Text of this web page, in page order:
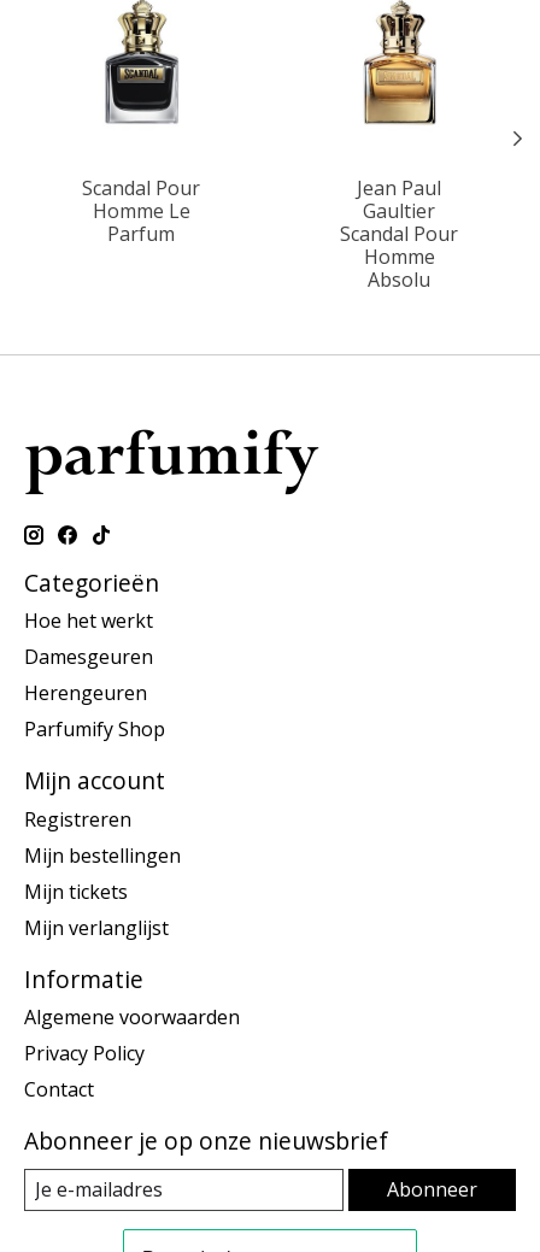
Scandal Pour
Homme Le
Parfum
Jean Paul
Gaultier
Scandal Pour
Homme
Absolu
Categorieën
Hoe het werkt
Damesgeuren
Herengeuren
Parfumify Shop
Mijn account
Registreren
Mijn bestellingen
Mijn tickets
Mijn verlanglijst
Informatie
Algemene voorwaarden
Privacy Policy
Contact
Abonneer je op onze nieuwsbrief
Abonneer